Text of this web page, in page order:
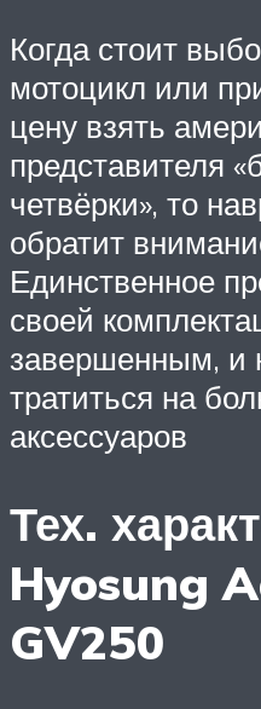
Когда стоит
мотоцикл или
цену взять
представителя
четвёрки», то
обратит
Единственное
своей
завершенным, и
тратиться на
аксессуаров
Тех.
Hyosung
GV250